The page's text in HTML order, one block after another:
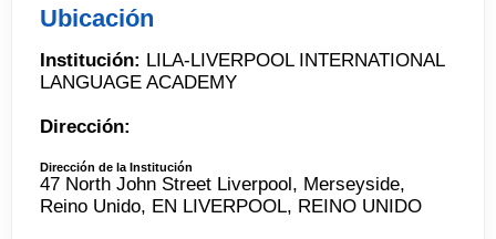
Ubicación
Institución: LILA-LIVERPOOL INTERNATIONAL
LANGUAGE ACADEMY
Dirección:
Dirección de la Institución
47 North John Street Liverpool, Merseyside,
Reino Unido, EN LIVERPOOL, REINO UNIDO